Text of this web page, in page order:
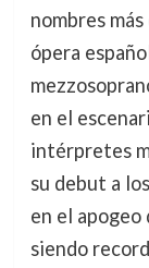
nombres
ópera
en el
intérpretes
su debut a
en el apogeo
siendo